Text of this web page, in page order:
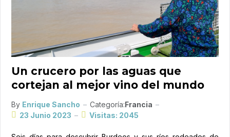
Un crucero por las aguas que
cortejan al mejor vino del mundo
By Enrique Sancho Categoría:Francia
23 Junio 2023
Visitas: 2045